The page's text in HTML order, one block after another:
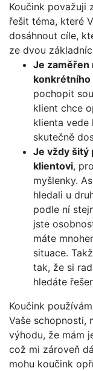
Koučink považuji
řešit téma, které
dosáhnout cíle,
ze dvou
Je zaměřen
konkrétního
pochopit
klient chce
klienta vede
skutečně
Je vždy šitý
klientovi,
myšlenky.
hledali u
podle ní
jste
máte
situace.
tak, že si
hledáte
Koučink
Vaše schopnosti,
výhodu, že mám
což mi zároveň
mohu koučink